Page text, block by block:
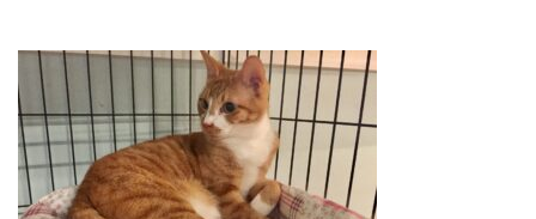
お問い合わせ